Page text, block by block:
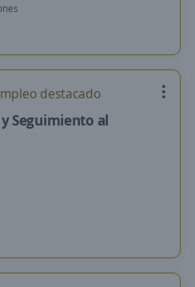
destacado
Seguimiento al